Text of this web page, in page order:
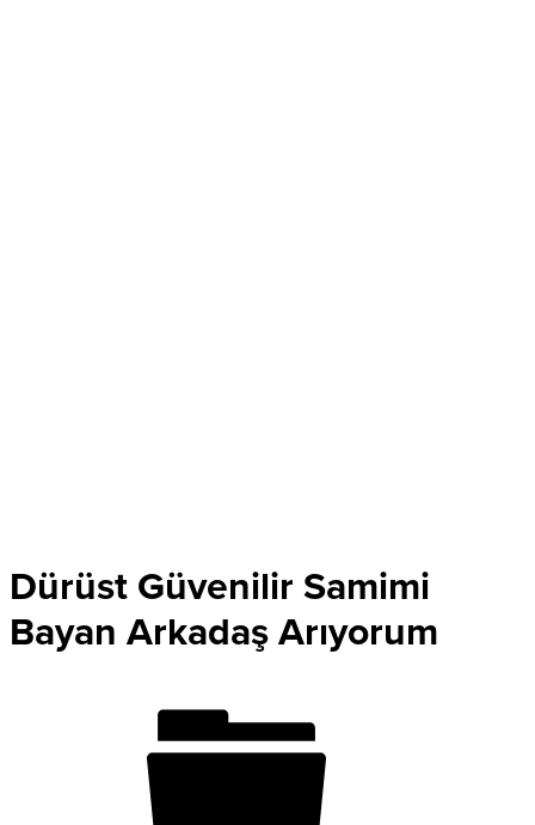
Dürüst Güvenilir Samimi
Bayan Arkadaş Arıyorum